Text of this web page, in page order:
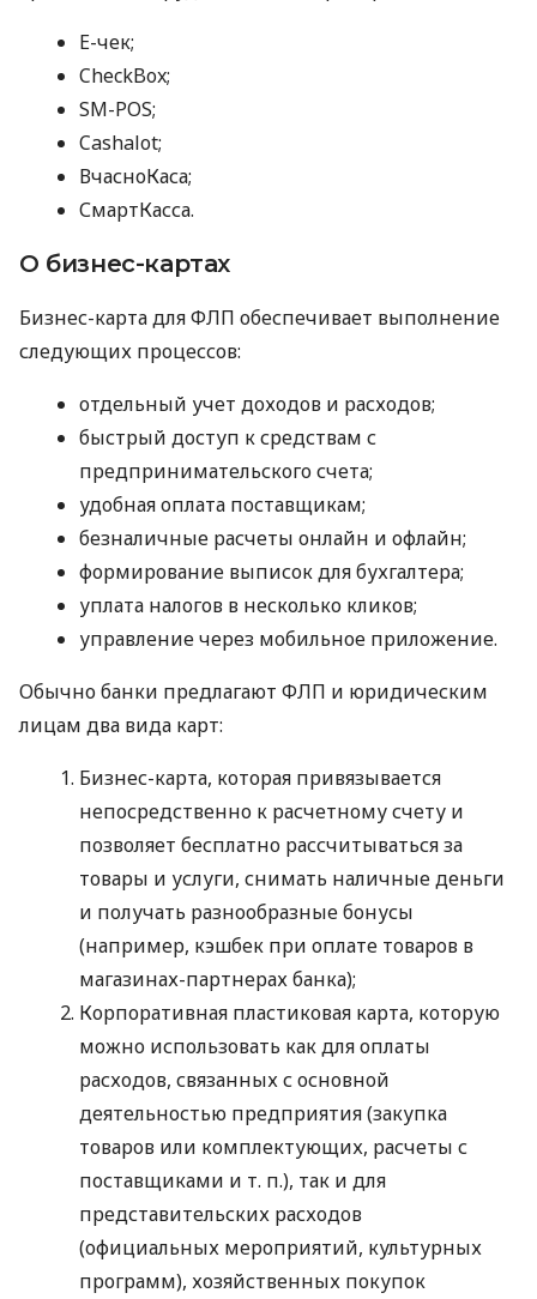
E-чек;
CheckBox;
SM-POS;
Cashalot;
ВчасноКаса;
СмартКасса.
О бизнес-картах
Бизнес-карта для ФЛП обеспечивает выполнение
следующих процессов:
отдельный учет доходов и расходов;
быстрый доступ к средствам с
предпринимательского счета;
удобная оплата поставщикам;
безналичные расчеты онлайн и офлайн;
формирование выписок для бухгалтера;
уплата налогов в несколько кликов;
управление через мобильное приложение.
Обычно банки предлагают ФЛП и юридическим
лицам два вида карт:
Бизнес-карта, которая привязывается
непосредственно к расчетному счету и
позволяет бесплатно рассчитываться за
товары и услуги, снимать наличные деньги
и получать разнообразные бонусы
(например, кэшбек при оплате товаров в
магазинах-партнерах банка);
Корпоративная пластиковая карта, которую
можно использовать как для оплаты
расходов, связанных с основной
деятельностью предприятия (закупка
товаров или комплектующих, расчеты с
поставщиками и т. п.), так и для
представительских расходов
(официальных мероприятий, культурных
программ), хозяйственных покупок